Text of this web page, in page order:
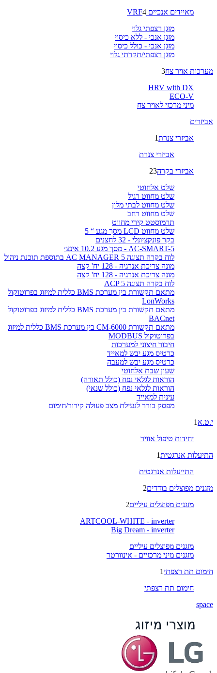
מאיידים אנכיים VRF 4
מזגן רצפתי גלוי
מזגן אנכי - ללא כיסוי
מזגן אנכי - כולל כיסוי
מזגן רצפתי/תקרתי גלוי
מערכות אויר צח3
HRV with DX
ECO-V
מיני מרכזי לאויר צח
אביזרים
אביזרי צנרת1
אביזרי צנרת
אביזרי בקרה23
שלט אלחוטי
שלט מחווט רגיל
שלט מחווט לבתי מלון
שלט מחווט רחב
תרמוסטט קירי מחווט
שלט מחווט LCD מסך מגע “ 5
בקר פונקציונלי - 32 לחצנים
AC-SMART-5 - מסך מגע 10.2 אינצ׳
לוח בקרה תצוגה AC MANAGER 5 בתוספת תוכנת ניהול
מונה צריכת אנרגיה - 128 יח' קצה
מונה צריכת אנרגיה - 128 יח' קצה
לוח בקרה תצוגה ACP 5
מתאם תקשורת בין מערכת BMS כללית למיזוג בפרוטוקול
LonWorks
מתאם תקשורת בין מערכת BMS כללית למיזוג בפרוטוקול
BACnet
מתאם תקשורת CM-6000 בין מערכת BMS כללית למיזוג
בפרוטוקול MODBUS
חיבור חיצוני למערכות
כרטיס מגע יבש למאייד
כרטיס מגע יבש למעבה
שעון שבת אלחוטי
הוראות לגלאי נפח (כולל תאורה)
הוראות לגלאי נפח (כולל שנאי)
עינית למאייד
מפסק בורר לנעילת מצב פעולה קירור/חימום
י.ט.א 1
יחידות טיפול אוויר
התיעלות אנרגטית1
התייעלות אנרגטית
מזגנים מפוצלים בודדים2
מזגנים מפוצלים עיליים2
ARTCOOL-WHITE - inverter
Big Dream - inverter
מזגנים מפוצלים עיליים
מזגנים מיני מרכזיים - אינוורטר
חימום תת רצפתי1
חימום תת רצפתי
space